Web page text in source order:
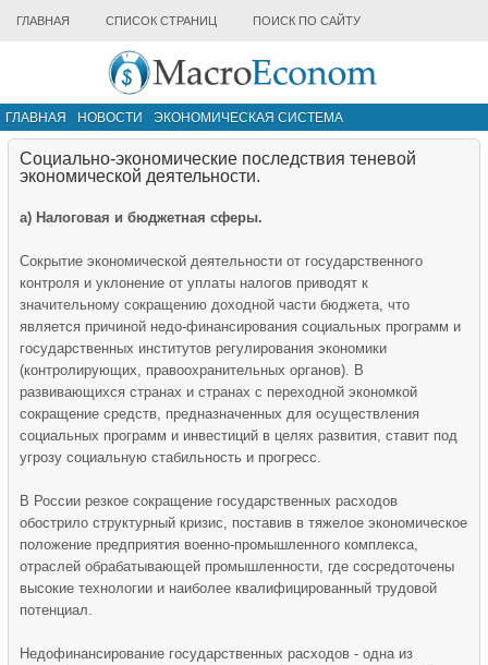
ГЛАВНАЯ СПИСОК СТРАНИЦ ПОИСК ПО САЙТУ
ГЛАВНАЯ НОВОСТИ
ЭКОНОМИЧЕСКАЯ СИСТЕМА
ИНФРАСТРУКТУРА РЫНКА
Социально-экономические последствия теневой
экономической деятельности.
а) Налоговая и бюджетная сферы.
Сокрытие экономической деятельности от государственного
контроля и уклонение от уплаты налогов приводят к
значительному сокращению доходной части бюджета, что
является причиной недо-финансирования социальных программ и
государственных институтов регулирования экономики
(контролирующих, правоохранительных органов). В
развивающихся странах и странах с переходной экономкой
сокращение средств, предназначенных для осуществления
социальных программ и инвестиций в целях развития, ставит под
угрозу социальную стабильность и прогресс.
В России резкое сокращение государственных расходов
обострило структурный кризис, поставив в тяжелое экономическое
положение предприятия военно-промышленного комплекса,
отраслей обрабатывающей промышленности, где сосредоточены
высокие технологии и наиболее квалифицированный трудовой
потенциал.
Недофинансирование государственных расходов - одна из